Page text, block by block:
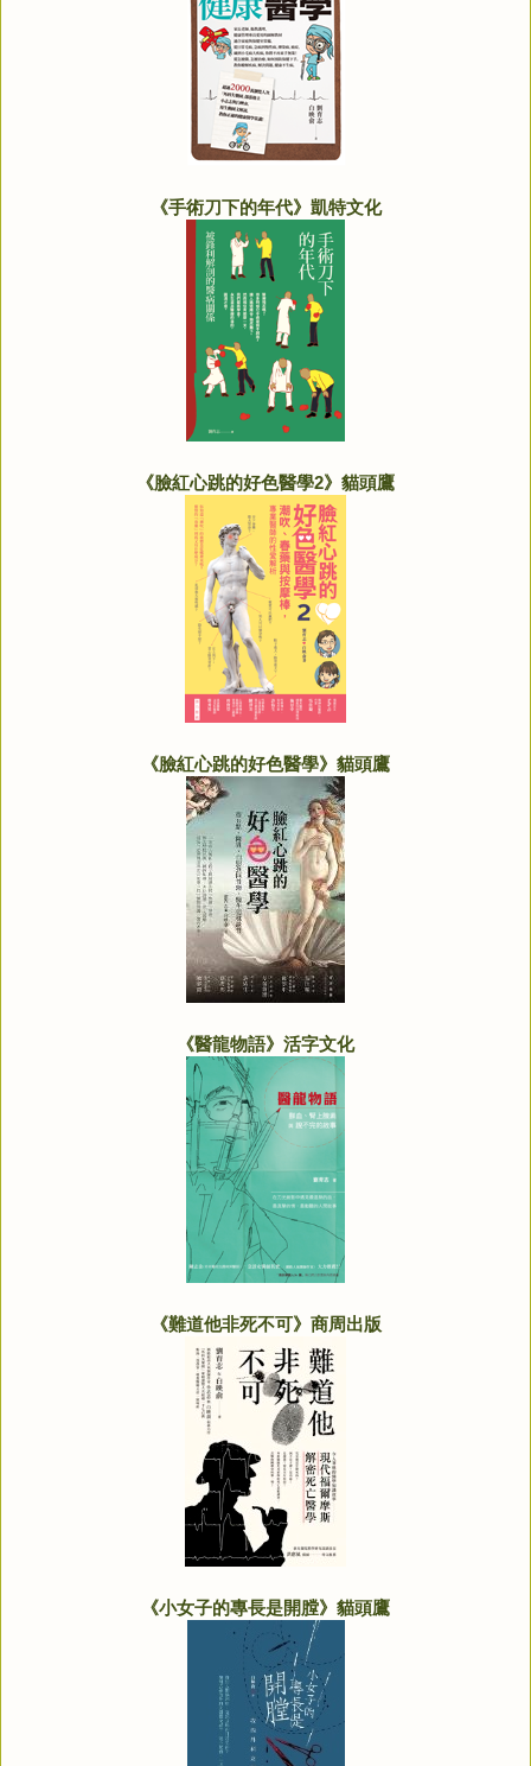
《手術刀下的年代》凱特文化
《臉紅心跳的好色醫學2》貓頭鷹
《臉紅心跳的好色醫學》貓頭鷹
《醫龍物語》活字文化
《難道他非死不可》商周出版
《小女子的專長是開膛》貓頭鷹